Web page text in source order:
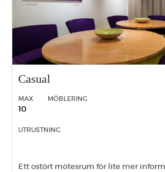
Casual
MAX
10
MÖBLERING
UTRUSTNING
Ett ostört mötesrum för lite mer